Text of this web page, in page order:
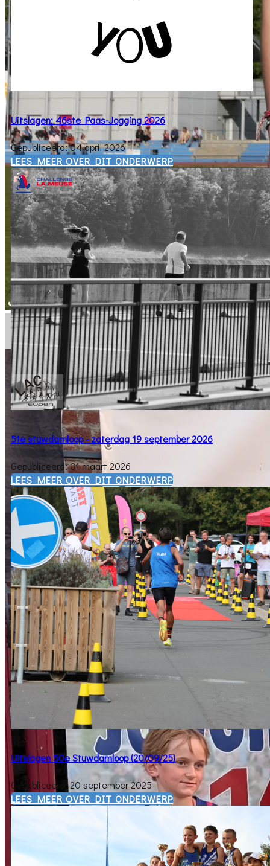
Uitslagen: 46ste Paas-Jogging 2026
Gepubliceerd: 04 april 2026
​LEES MEER OVER DIT ONDERWERP
51e stuwdamloop - zaterdag 19 september 2026
Gepubliceerd: 01 maart 2026
​LEES MEER OVER DIT ONDERWERP
Uitslagen 50e Stuwdamloop (20/09/25)
Gepubliceerd: 20 september 2025
​LEES MEER OVER DIT ONDERWERP